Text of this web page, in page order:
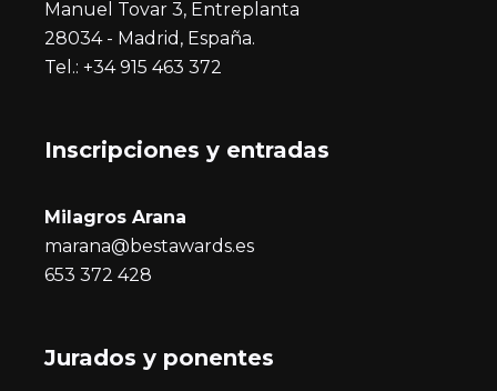
Manuel Tovar 3, Entreplanta
28034 - Madrid, España.
Tel.: +34 915 463 372
Inscripciones y entradas
Milagros Arana
marana@bestawards.es
653 372 428
Jurados y ponentes